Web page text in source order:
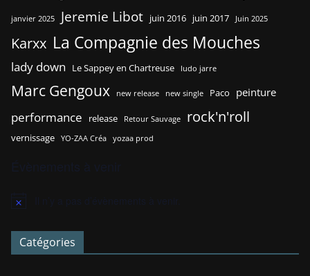
janvier 2025 Jeremie Libot juin 2016 juin 2017 Juin 2025
Karxx La Compagnie des Mouches
lady down Le Sappey en Chartreuse ludo jarre
Marc Gengoux new release new single Paco peinture
performance release Retour Sauvage rock'n'roll
vernissage YO-ZAA Créa yozaa prod
N
t
c
Catégories